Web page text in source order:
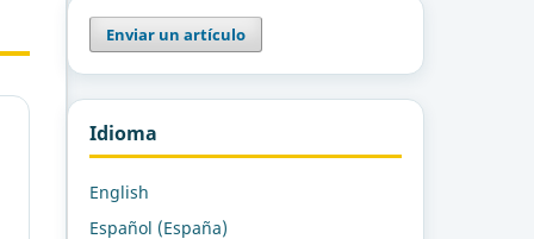
Enviar un artículo
Idioma
English
Español (España)